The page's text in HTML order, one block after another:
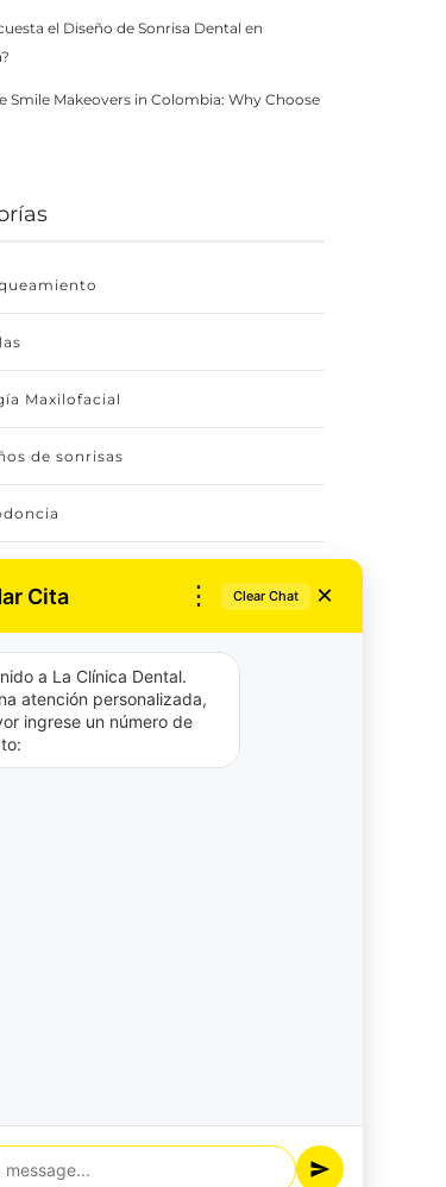
el Diseño de Sonrisa Dental en
Smile Makeovers in Colombia: Why Choose
Maxilofacial
de sonrisas
DE SONRISA
Cita ⋮ Clear Chat ×
a La Clínica Dental.
atención personalizada,
ingrese un número de